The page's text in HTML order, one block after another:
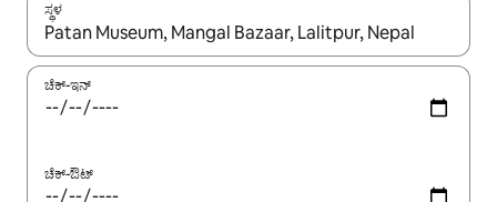
ಸ್ಥಳ
ಫಲಿತಾಂಶಗಳು ಲಭ್ಯವಿರುವಾಗ, ಅಪ್ ಮತ್ತು ಡೌನ್ ಬಾಣದ ಕೀಲಿಗಳೊಂದಿಗೆ
ಚೆಕ್-ಇನ್
ಚೆಕ್-ಔಟ್